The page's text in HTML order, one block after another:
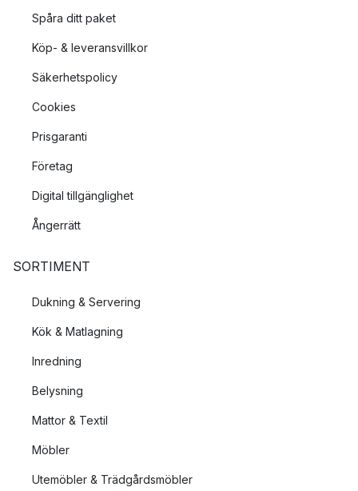
Spåra ditt paket
Köp- & leveransvillkor
Säkerhetspolicy
Cookies
Prisgaranti
Företag
Digital tillgänglighet
Ångerrätt
SORTIMENT
Dukning & Servering
Kök & Matlagning
Inredning
Belysning
Mattor & Textil
Möbler
Utemöbler & Trädgårdsmöbler